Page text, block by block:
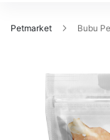
Petmarket Bubu
pildigalerii